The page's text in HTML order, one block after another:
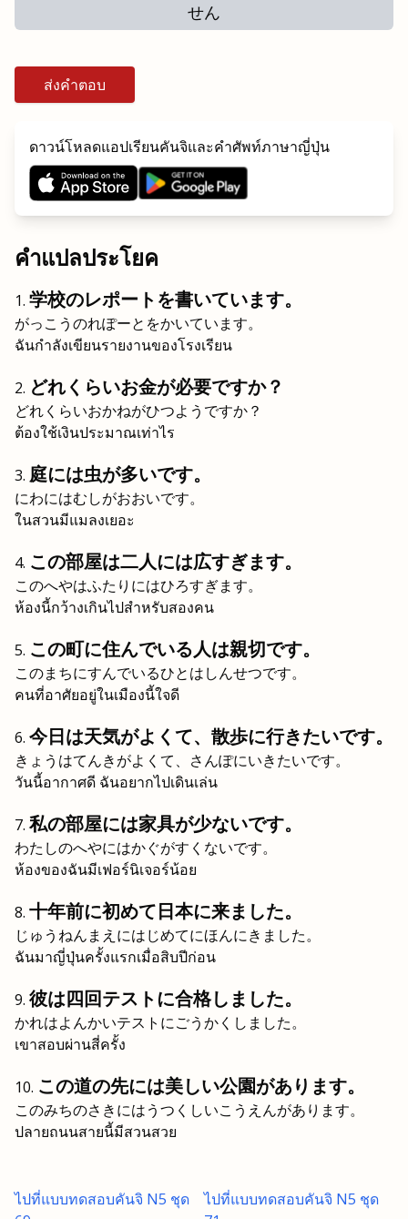
せん
ส่งคำตอบ
ดาวน์โหลดแอปเรียนคันจิและคำศัพท์ภาษาญี่ปุ่น
คำแปลประโยค
学校のレポートを書いています。
がっこうのれぽーとをかいています。
ฉันกำลังเขียนรายงานของโรงเรียน
どれくらいお金が必要ですか？
どれくらいおかねがひつようですか？
ต้องใช้เงินประมาณเท่าไร
庭には虫が多いです。
にわにはむしがおおいです。
ในสวนมีแมลงเยอะ
この部屋は二人には広すぎます。
このへやはふたりにはひろすぎます。
ห้องนี้กว้างเกินไปสำหรับสองคน
この町に住んでいる人は親切です。
このまちにすんでいるひとはしんせつです。
คนที่อาศัยอยู่ในเมืองนี้ใจดี
今日は天気がよくて、散歩に行きたいです。
きょうはてんきがよくて、さんぽにいきたいです。
วันนี้อากาศดี ฉันอยากไปเดินเล่น
私の部屋には家具が少ないです。
わたしのへやにはかぐがすくないです。
ห้องของฉันมีเฟอร์นิเจอร์น้อย
十年前に初めて日本に来ました。
じゅうねんまえにはじめてにほんにきました。
ฉันมาญี่ปุ่นครั้งแรกเมื่อสิบปีก่อน
彼は四回テストに合格しました。
かれはよんかいテストにごうかくしました。
เขาสอบผ่านสี่ครั้ง
この道の先には美しい公園があります。
このみちのさきにはうつくしいこうえんがあります。
ปลายถนนสายนี้มีสวนสวย
ไปที่แบบทดสอบคันจิ N5 ชุด
ไปที่แบบทดสอบคันจิ N5 ชุด